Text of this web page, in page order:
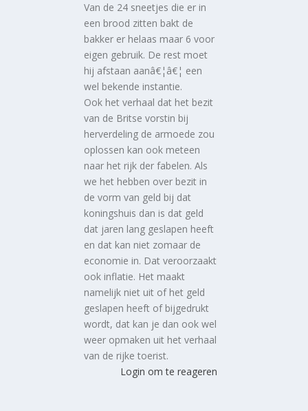
Van de 24 sneetjes die er in
een brood zitten bakt de
bakker er helaas maar 6 voor
eigen gebruik. De rest moet
hij afstaan aanâ€¦â€¦ een
wel bekende instantie.
Ook het verhaal dat het bezit
van de Britse vorstin bij
herverdeling de armoede zou
oplossen kan ook meteen
naar het rijk der fabelen. Als
we het hebben over bezit in
de vorm van geld bij dat
koningshuis dan is dat geld
dat jaren lang geslapen heeft
en dat kan niet zomaar de
economie in. Dat veroorzaakt
ook inflatie. Het maakt
namelijk niet uit of het geld
geslapen heeft of bijgedrukt
wordt, dat kan je dan ook wel
weer opmaken uit het verhaal
van de rijke toerist.
Login om te reageren